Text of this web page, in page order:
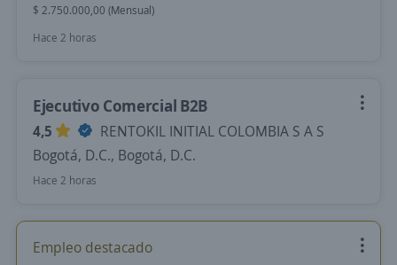
$ 2.750.000,00 (Mensual)
Hace 2 horas
Ejecutivo Comercial B2B
4,5
RENTOKIL INITIAL COLOMBIA S A S
Bogotá, D.C., Bogotá, D.C.
Hace 2 horas
Empleo destacado